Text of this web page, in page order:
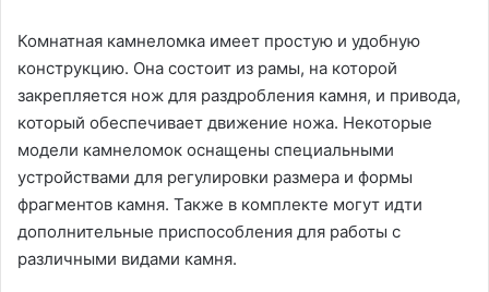
Комнатная камнеломка имеет простую и удобную
конструкцию. Она состоит из рамы, на которой
закрепляется нож для раздробления камня, и привода,
который обеспечивает движение ножа. Некоторые
модели камнеломок оснащены специальными
устройствами для регулировки размера и формы
фрагментов камня. Также в комплекте могут идти
дополнительные приспособления для работы с
различными видами камня.